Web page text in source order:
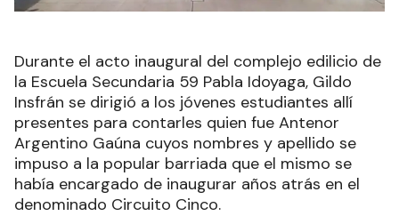
Durante el acto inaugural del complejo edilicio de
la Escuela Secundaria 59 Pabla Idoyaga, Gildo
Insfrán se dirigió a los jóvenes estudiantes allí
presentes para contarles quien fue Antenor
Argentino Gaúna cuyos nombres y apellido se
impuso a la popular barriada que el mismo se
había encargado de inaugurar años atrás en el
denominado Circuito Cinco.